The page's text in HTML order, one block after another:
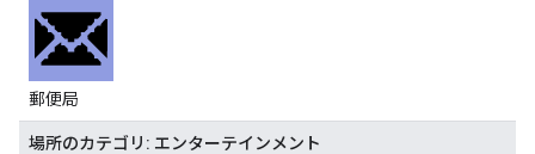
郵便局
場所のカテゴリ: エンターテインメント